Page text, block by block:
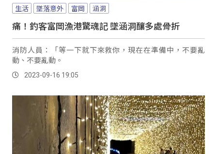
生活 墜落意外 富岡 涵洞
痛！釣客富岡漁港驚魂記 墜涵洞釀多處骨折
消防人員：「等一下就下來救你，現在在準備中，不要亂
動、不要亂動。
2023-09-16 19:05